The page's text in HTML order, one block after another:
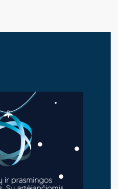
Awards
RsV
→
Spauskite čia